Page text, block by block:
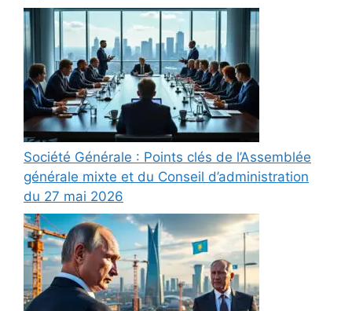
Société Générale : Points clés de l’Assemblée
générale mixte et du Conseil d’administration
du 27 mai 2026